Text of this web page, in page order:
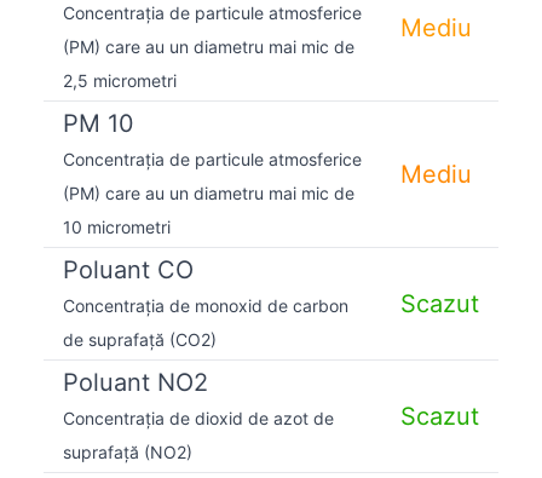
Concentrația de particule atmosferice
(PM) care au un diametru mai mic de
2,5 micrometri
Mediu
PM 10
Concentrația de particule atmosferice
(PM) care au un diametru mai mic de
10 micrometri
Mediu
Poluant CO
Concentrația de monoxid de carbon
de suprafață (CO2)
Scazut
Poluant NO2
Concentrația de dioxid de azot de
suprafață (NO2)
Scazut